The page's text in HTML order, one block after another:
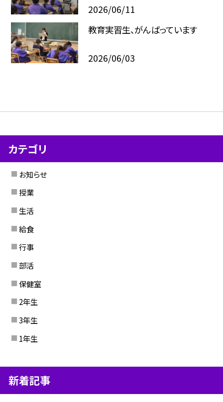
2026/06/11
教育実習生、がんばっています
2026/06/03
カテゴリ
お知らせ
授業
生活
給食
行事
部活
保健室
2年生
3年生
1年生
新着記事